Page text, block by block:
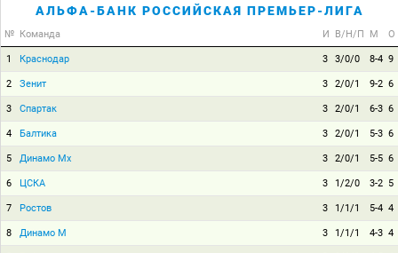
АЛЬФА-БАНК РОССИЙСКАЯ ПРЕМЬЕР-ЛИГА
№ Команда И В/Н/П М О
1 Краснодар 3 3/0/0 8-4 9
2 Зенит 3 2/0/1 9-2 6
3 Спартак 3 2/0/1 6-3 6
4 Балтика 3 2/0/1 5-3 6
5 Динамо Мх 3 2/0/1 5-5 6
6 ЦСКА 3 1/2/0 3-2 5
7 Ростов 3 1/1/1 5-4 4
8 Динамо М 3 1/1/1 4-3 4